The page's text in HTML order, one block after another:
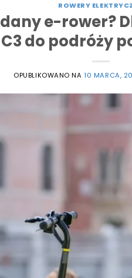
ROWERY
e-rower?
C3 do podróży
OPUBLIKOWANO NA10 MARCA,